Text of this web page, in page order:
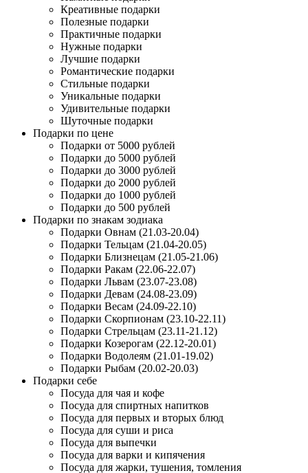
Креативные подарки
Полезные подарки
Практичные подарки
Нужные подарки
Лучшие подарки
Романтические подарки
Стильные подарки
Уникальные подарки
Удивительные подарки
Шуточные подарки
Подарки по цене
Подарки от 5000 рублей
Подарки до 5000 рублей
Подарки до 3000 рублей
Подарки до 2000 рублей
Подарки до 1000 рублей
Подарки до 500 рублей
Подарки по знакам зодиака
Подарки Овнам (21.03-20.04)
Подарки Тельцам (21.04-20.05)
Подарки Близнецам (21.05-21.06)
Подарки Ракам (22.06-22.07)
Подарки Львам (23.07-23.08)
Подарки Девам (24.08-23.09)
Подарки Весам (24.09-22.10)
Подарки Скорпионам (23.10-22.11)
Подарки Стрельцам (23.11-21.12)
Подарки Козерогам (22.12-20.01)
Подарки Водолеям (21.01-19.02)
Подарки Рыбам (20.02-20.03)
Подарки себе
Посуда для чая и кофе
Посуда для спиртных напитков
Посуда для первых и вторых блюд
Посуда для суши и риса
Посуда для выпечки
Посуда для варки и кипячения
Посуда для жарки, тушения, томления